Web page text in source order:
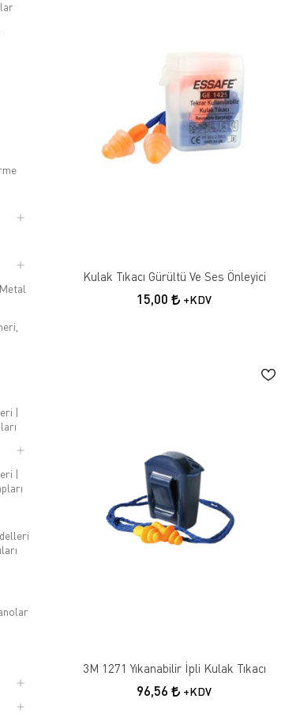
|
|
Kulak Tıkacı Gürültü Ve Ses Önleyici
15,00 +KDV
3M 1271 Yıkanabilir İpli Kulak Tıkacı
96,56 +KDV